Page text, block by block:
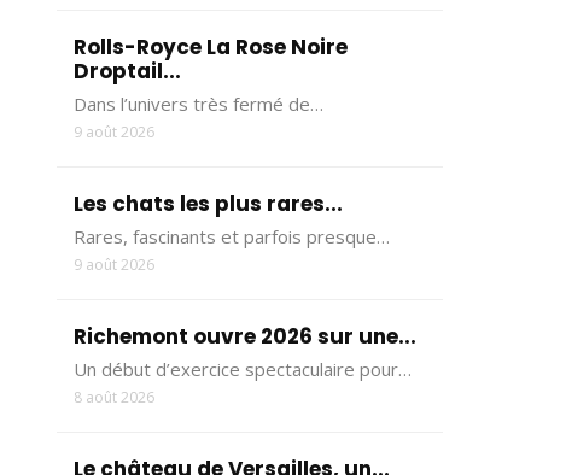
Rolls-Royce La Rose Noire
Droptail...
Dans l’univers très fermé de…
9 août 2026
Les chats les plus rares...
Rares, fascinants et parfois presque…
9 août 2026
Richemont ouvre 2026 sur une...
Un début d’exercice spectaculaire pour…
8 août 2026
Le château de Versailles, un...